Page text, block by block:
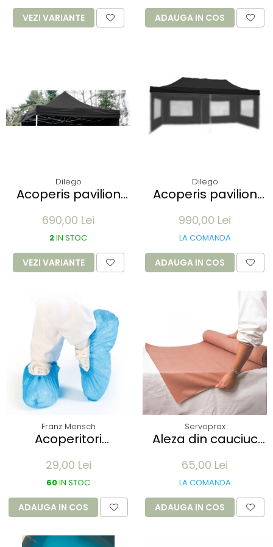
VEZI VARIANTE ADAUGA IN COS
Dilego
Acoperis pavilion
diverse culori
690,00 Lei
2IN STOC
VEZI VARIANTE
Dilego
Acoperis pavilion
990,00 Lei
LA COMANDA
ADAUGA IN COS
Franz Mensch
Acoperitori
din CPE - albastru
41x15 cm, 25 my
unica folosinta - 100
buc
29,00 Lei
60IN STOC
ADAUGA IN COS
Servoprax
Aleza din cauciuc
90x100cm - culoare
alb
65,00 Lei
LA COMANDA
ADAUGA IN COS